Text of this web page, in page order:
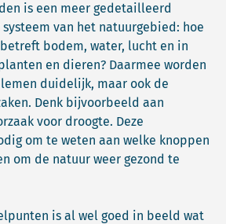
is een meer gedetailleerd
van het natuurgebied: hoe
bodem, water, lucht en in
en dieren? Daarmee worden
duidelijk, maar ook de
Denk bijvoorbeeld aan
voor droogte. Deze
om te weten aan welke knoppen
om de natuur weer gezond te
is al wel goed in beeld wat